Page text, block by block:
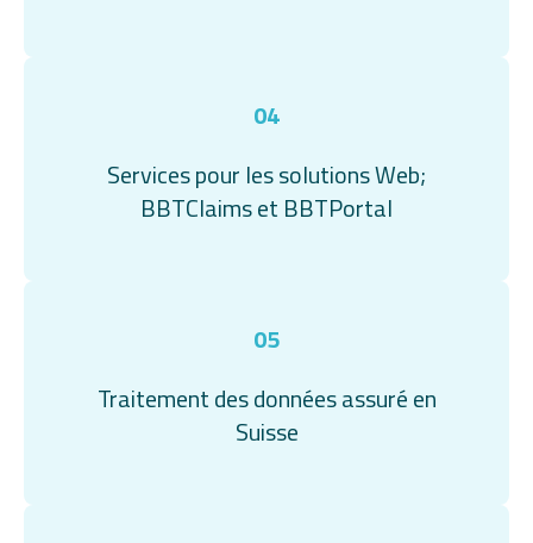
04
Services pour les solutions Web;
BBTClaims et BBTPortal
05
Traitement des données assuré en
Suisse